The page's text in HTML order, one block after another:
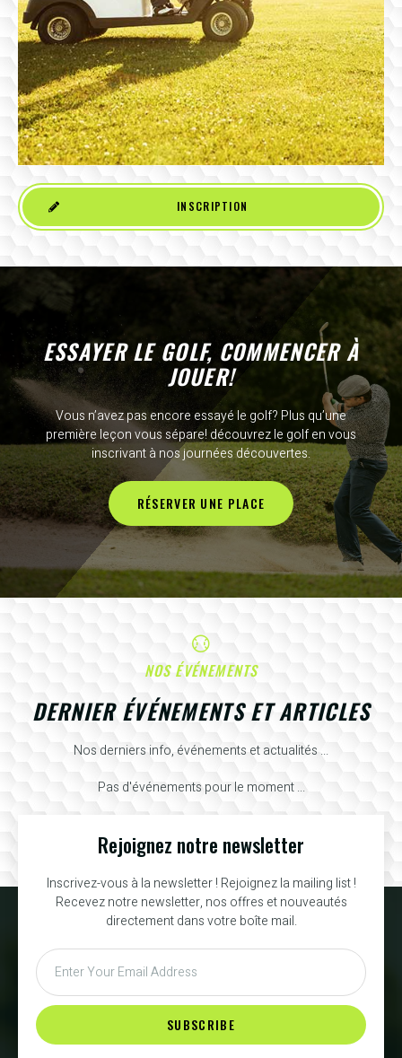
INSCRIPTION
ESSAYER LE GOLF, COMMENCER À
JOUER!
Vous n’avez pas encore essayé le golf? Plus qu’une
première leçon vous sépare! découvrez le golf en vous
inscrivant à nos journées découvertes.
RÉSERVER UNE PLACE
NOS ÉVÉNEMENTS
DERNIER ÉVÉNEMENTS ET ARTICLES
Nos derniers info, événements et actualités ...
Pas d'événements pour le moment ...
Rejoignez notre newsletter
Inscrivez-vous à la newsletter ! Rejoignez la mailing list !
Recevez notre newsletter, nos offres et nouveautés
directement dans votre boîte mail.
SUBSCRIBE